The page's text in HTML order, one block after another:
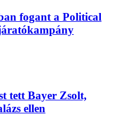
fogant a Political
tett Bayer Zsolt,
ellen